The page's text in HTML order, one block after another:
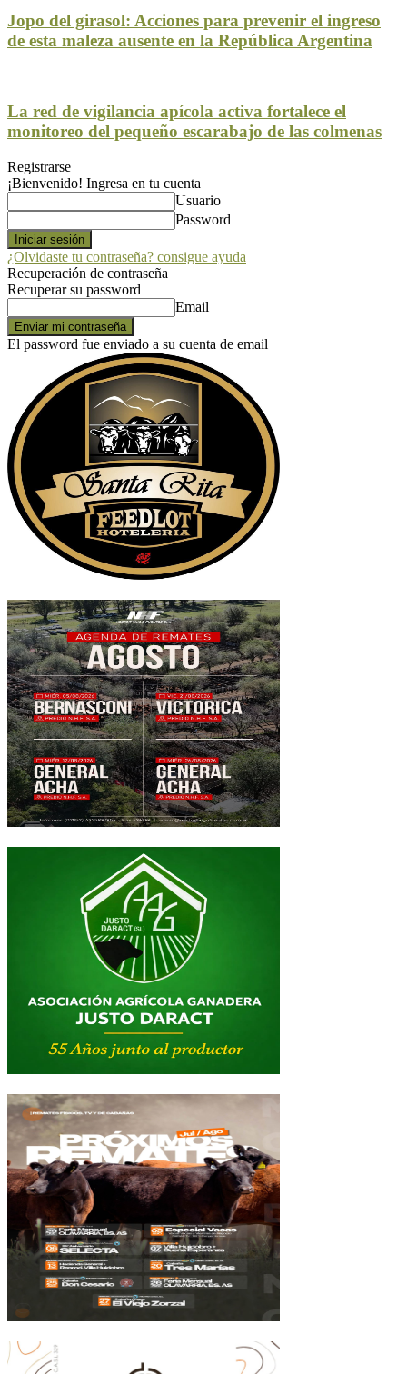
Jopo del girasol: Acciones para prevenir el ingreso
de esta maleza ausente en la República Argentina
La red de vigilancia apícola activa fortalece el
monitoreo del pequeño escarabajo de las colmenas
Registrarse
¡Bienvenido! Ingresa en tu cuenta
Usuario
Password
¿Olvidaste tu contraseña? consigue ayuda
Recuperación de contraseña
Recuperar su password
Email
El password fue enviado a su cuenta de email